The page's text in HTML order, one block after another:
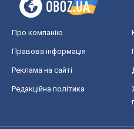
Про компанію
Правова інформація
Реклама на сайті
Редакційна політика